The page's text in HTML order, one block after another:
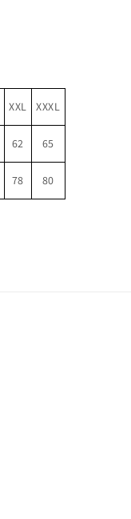
XXL XXXL
62 65
78 80